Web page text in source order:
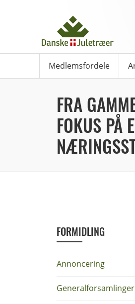
Medlemsfordele
FRA
FOKUS PÅ
FORMIDLING
Annoncering
Generalforsamlinger